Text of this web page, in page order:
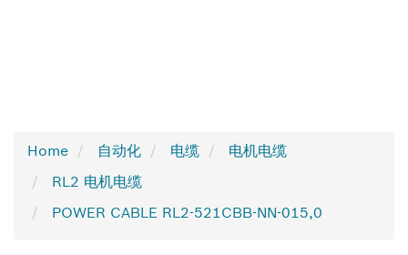
Home 自动化 电缆
电机电缆
RL2 电机电缆
POWER CABLE RL2-521CBB-NN-015,0